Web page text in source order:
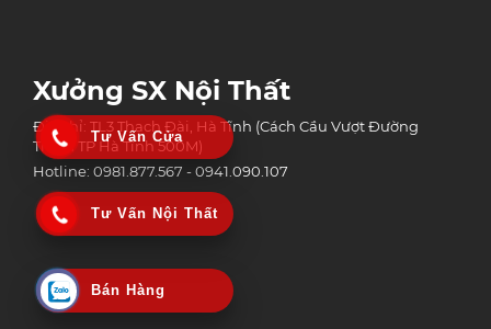
Xưởng SX Nội Thất
Địa chỉ: TL3 Thạch Đài, Hà Tĩnh (Cách Cầu Vượt Đường
Tránh TP Hà Tĩnh 500M)
Hotline: 0981.877.567 - 0941.090.107
Tư Vấn Cửa
Tư Vấn Nội Thất
Bán Hàng